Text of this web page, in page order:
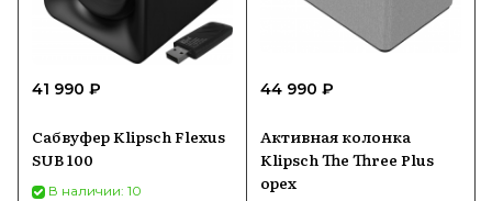
41 990 ₽
Сабвуфер Klipsch Flexus
SUB 100
В наличии: 10
44 990 ₽
Активная колонка
Klipsch The Three Plus
орех